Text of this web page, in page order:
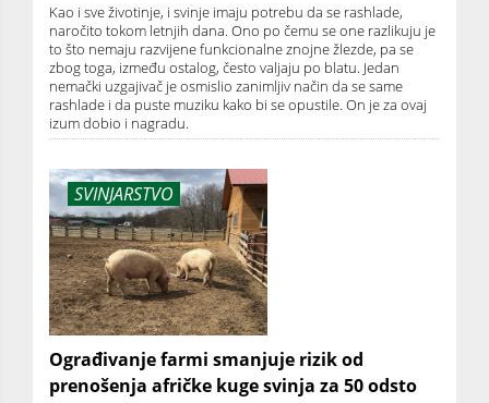
Kao i sve životinje, i svinje imaju potrebu da se rashlade,
naročito tokom letnjih dana. Ono po čemu se one razlikuju je
to što nemaju razvijene funkcionalne znojne žlezde, pa se
zbog toga, između ostalog, često valjaju po blatu. Jedan
nemački uzgajivač je osmislio zanimljiv način da se same
rashlade i da puste muziku kako bi se opustile. On je za ovaj
izum dobio i nagradu.
SVINJARSTVO
Ograđivanje farmi smanjuje rizik od
prenošenja afričke kuge svinja za 50 odsto